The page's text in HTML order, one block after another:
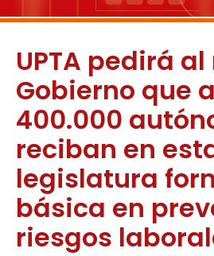
UPTA pedirá
Gobierno que
400.000
reciban en
legislatura
básica en
riesgos